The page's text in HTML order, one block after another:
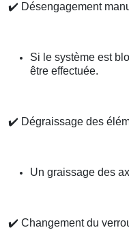
✔️ Désengagement
Si le système est
être effectuée.
✔️ Dégraissage des
Un graissage des
✔️ Changement du